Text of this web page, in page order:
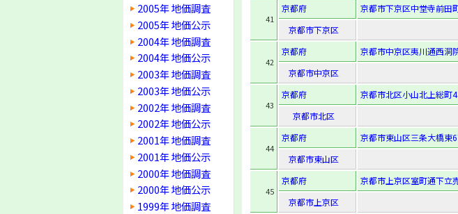
2005年 地価調査
2005年 地価公示
2004年 地価調査
2004年 地価公示
2003年 地価調査
2003年 地価公示
2002年 地価調査
2002年 地価公示
2001年 地価調査
2001年 地価公示
2000年 地価調査
2000年 地価公示
1999年 地価調査
41
京都府
京都市下京区中堂寺前田
京都市下京区
42
京都府
京都市中京区夷川通西洞
京都市中京区
43
京都府
京都市北区小山北上総町
京都市北区
44
京都府
京都市東山区三条大橋東
京都市東山区
45
京都府
京都市上京区室町通下立
京都市上京区